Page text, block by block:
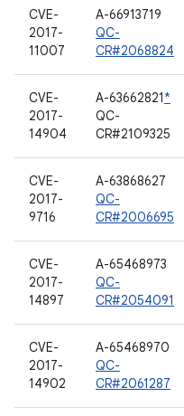
CVE-
2017-
11007
A-66913719
QC-
CR#2068824
CVE-
2017-
14904
A-63662821*
QC-
CR#2109325
CVE-
2017-
9716
A-63868627
QC-
CR#2006695
CVE-
2017-
14897
A-65468973
QC-
CR#2054091
CVE-
2017-
14902
A-65468970
QC-
CR#2061287